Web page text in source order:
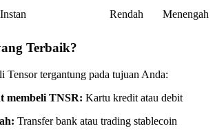
Salinan
Instan Rendah Menengah
Terbaik?
Tensor tergantung pada tujuan Anda:
membeli TNSR: Kartu kredit atau debit
Transfer bank atau trading stablecoin